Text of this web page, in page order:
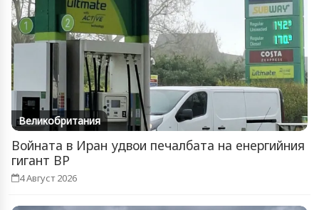
Великобритания
Войната в Иран удвои печалбата на енергийния
гигант BP
4 Август 2026